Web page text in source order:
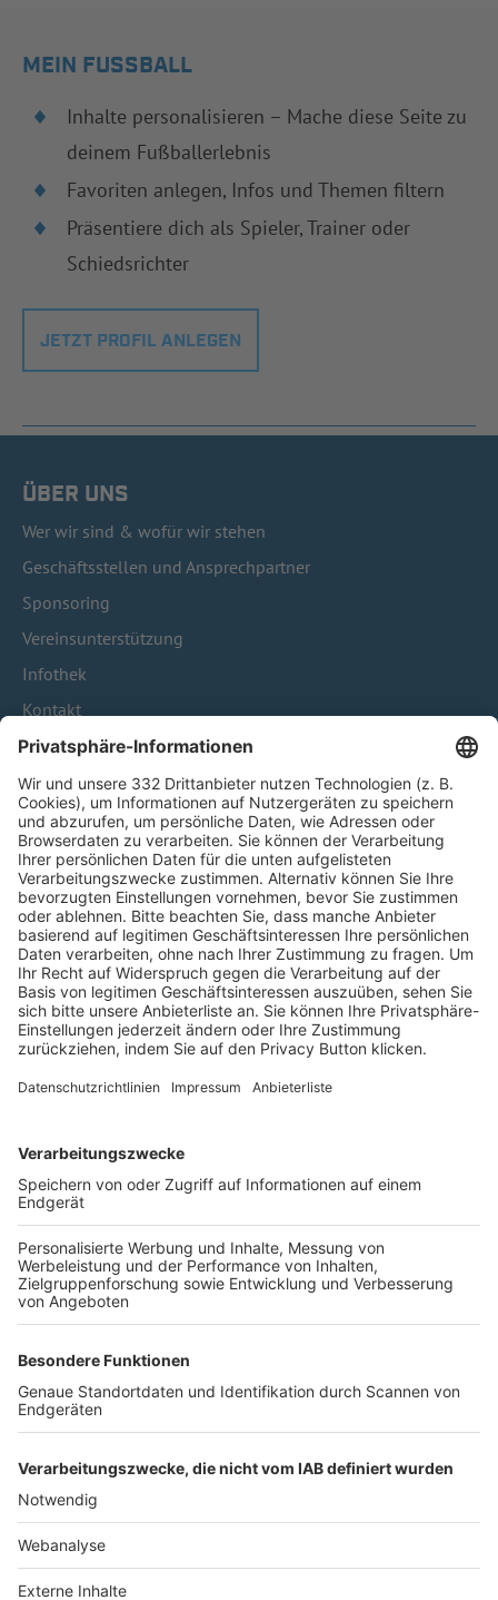
MEIN FUSSBALL
Inhalte personalisieren – Mache diese Seite zu
deinem Fußballerlebnis
Favoriten anlegen, Infos und Themen filtern
Präsentiere dich als Spieler, Trainer oder
Schiedsrichter
JETZT PROFIL ANLEGEN
ÜBER UNS
Wer wir sind & wofür wir stehen
Geschäftsstellen und Ansprechpartner
Sponsoring
Vereinsunterstützung
Infothek
Kontakt
HÄUFIG BESUCHTE SEITEN
Pässe und Vereinswechsel
Trainerausbildung
Schulungsangebot Vereinsmitarbeiter
BFV-Geschäftsstellen
Trainerbörse
Login SpielPlus
FOLGE DEM BFV
TOP-VEREINE
TOP-PARTNER
Nutzungsbedingungen Datenschutz Impressum